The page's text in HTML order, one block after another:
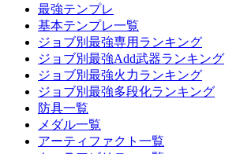
最強テンプレ
基本テンプレ一覧
ジョブ別最強専用ランキング
ジョブ別最強Add武器ランキング
ジョブ別最強火力ランキング
ジョブ別最強多段化ランキング
防具一覧
メダル一覧
アーティファクト一覧